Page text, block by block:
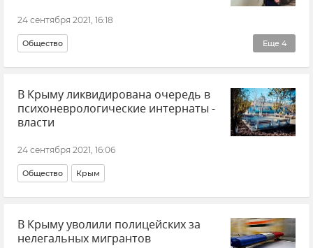
24 сентября 2021, 16:18
Еще 4
Общество
Реализация ФЦП в Крыму и Севастополе Крым
ФСБ РФ (Федеральная служба безопасности Российской Федерации)
Совет министров РК
В Крыму ликвидирована очередь в
психоневрологические интернаты -
власти
24 сентября 2021, 16:06
Общество Крым
В Крыму уволили полицейских за
нелегальных мигрантов